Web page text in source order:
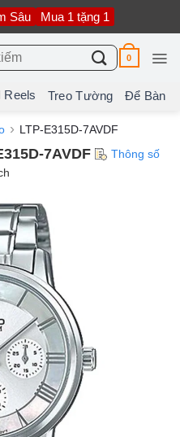
Sâu Mua 1 tặng 1
0
Reels Treo Tường Để Bàn
LTP-E315D-7AVDF
7AVDF
Thông số